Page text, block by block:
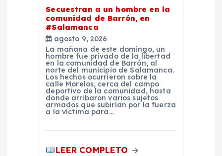
Secuestran a un hombre en la
comunidad de Barrón, en
#Salamanca
agosto 9, 2026
La mañana de este domingo, un
hombre fue privado de la libertad
en la comunidad de Barrón, al
norte del municipio de Salamanca.
Los hechos ocurrieron sobre la
calle Morelos, cerca del campo
deportivo de la comunidad, hasta
donde arribaron varios sujetos
armados que subirían por la fuerza
a la víctima para…
LEER COMPLETO